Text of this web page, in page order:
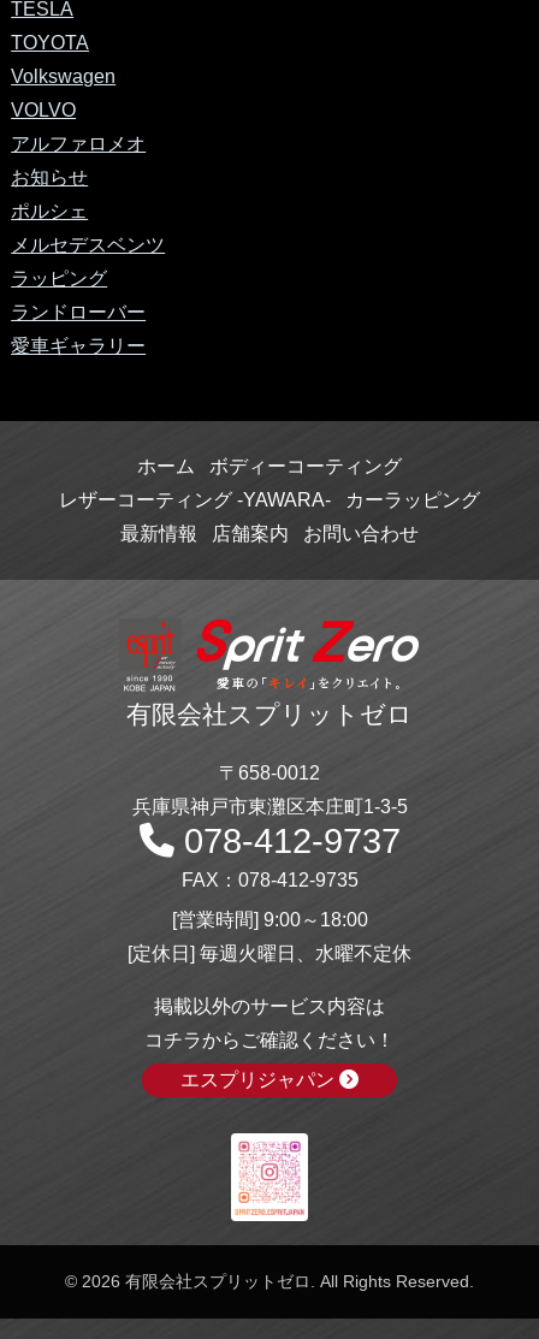
TESLA
TOYOTA
Volkswagen
VOLVO
アルファロメオ
お知らせ
ポルシェ
メルセデスベンツ
ラッピング
ランドローバー
愛車ギャラリー
ホーム
ボディーコーティング
レザーコーティング -YAWARA-
カーラッピング
最新情報
店舗案内 お問い合わせ
有限会社スプリットゼロ
〒658-0012
兵庫県神戸市東灘区本庄町1-3-5
078-412-9737
FAX：078-412-9735
[営業時間] 9:00～18:00
[定休日] 毎週火曜日、水曜不定休
掲載以外のサービス内容は
コチラからご確認ください！
エスプリジャパン
© 2026 有限会社スプリットゼロ. All Rights Reserved.